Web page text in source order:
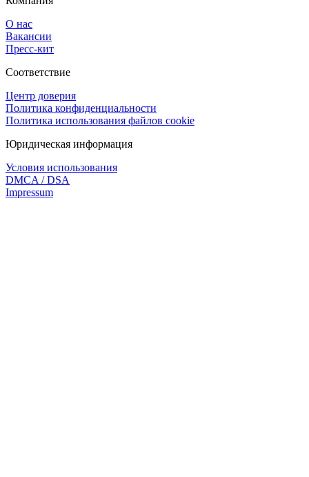
О нас
Вакансии
Пресс-кит
Соответствие
Центр доверия
Политика конфиденциальности
Политика использования файлов cookie
Юридическая информация
Условия использования
DMCA / DSA
Impressum